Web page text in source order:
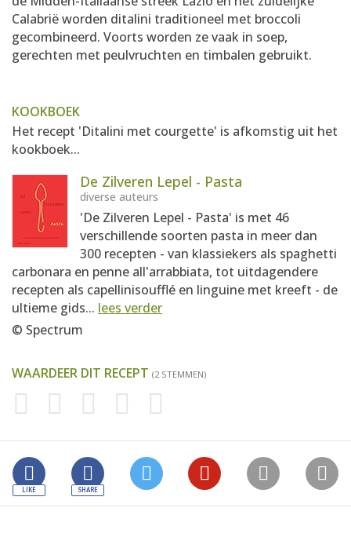
Calabrië worden ditalini traditioneel met broccoli
gecombineerd. Voorts worden ze vaak in soep,
gerechten met peulvruchten en timbalen gebruikt.
KOOKBOEK
Het recept 'Ditalini met courgette' is afkomstig uit het
kookboek...
De Zilveren Lepel - Pasta
diverse auteurs
'De Zilveren Lepel - Pasta' is met 46
verschillende soorten pasta in meer dan
300 recepten - van klassiekers als spaghetti
carbonara en penne all'arrabbiata, tot uitdagendere
recepten als capellinisoufflé en linguine met kreeft - de
ultieme gids... lees verder
© Spectrum
WAARDEER DIT RECEPT (2 STEMMEN)